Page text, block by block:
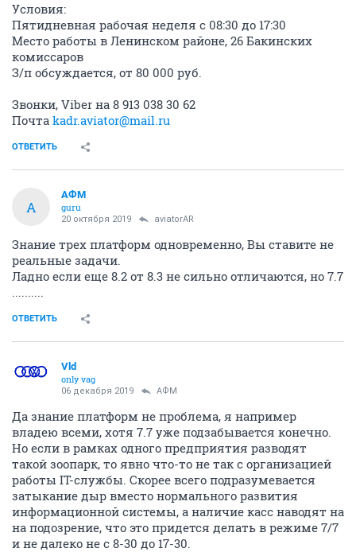
Условия:
Пятидневная рабочая неделя с 08:30 до 17:30
Место работы в Ленинском районе, 26 Бакинских
комиссаров
З/п обсуждается, от 80 000 руб.
Звонки, Viber на 8 913 038 30 62
Почта kadr.aviator@mail.ru
ОТВЕТИТЬ
А
АФМ
guru
20 октября 2019 aviatorAR
Знание трех платформ одновременно, Вы ставите не
реальные задачи.
Ладно если еще 8.2 от 8.3 не сильно отличаются, но 7.7
..........
ОТВЕТИТЬ
Vld
only vag
06 декабря 2019 АФМ
Да знание платформ не проблема, я например
владею всеми, хотя 7.7 уже подзабывается конечно.
Но если в рамках одного предприятия разводят
такой зоопарк, то явно что-то не так с организацией
работы IT-службы. Скорее всего подразумевается
затыкание дыр вместо нормального развития
информационной системы, а наличие касс наводят на
на подозрение, что это придется делать в режиме 7/7
и не далеко не с 8-30 до 17-30.